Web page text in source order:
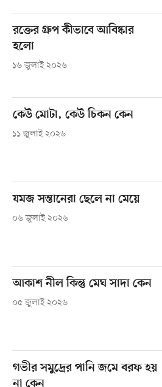
রক্তের গ্রুপ কীভাবে আবিষ্কার
হলো
১৬ জুলাই ২০২৬
কেউ মোটা, কেউ চিকন কেন
১১ জুলাই ২০২৬
যমজ সন্তানেরা ছেলে না মেয়ে
০৬ জুলাই ২০২৬
আকাশ নীল কিন্তু মেঘ সাদা কেন
০৫ জুলাই ২০২৬
গভীর সমুদ্রের পানি জমে বরফ হয়